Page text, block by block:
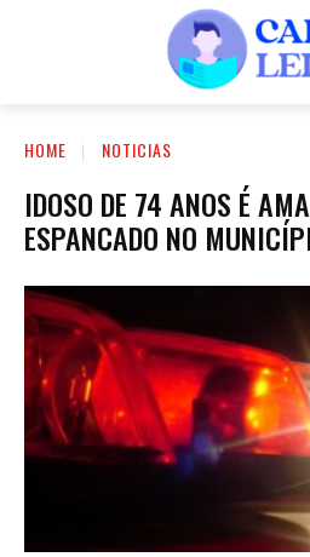
HOME NOTICIAS
IDOSO DE 74 ANOS É
ESPANCADO NO